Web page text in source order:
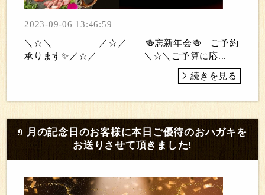
2023-09-06 13:46:59
＼☆＼ ／☆／ 🍻忘新年会🍻 ご予約
承ります✨／☆／ ＼☆＼ご予算に応...
続きを見る
9 月の記念日のお客様に本日ご優待のおハガキを
お送りさせて頂きました!